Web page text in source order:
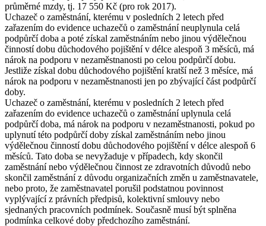
průměrné mzdy, tj. 17 550 Kč (pro rok 2017).
Uchazeč o zaměstnání, kterému v posledních 2 letech před
zařazením do evidence uchazečů o zaměstnání neuplynula celá
podpůrčí doba a poté získal zaměstnáním nebo jinou výdělečnou
činností dobu důchodového pojištění v délce alespoň 3 měsíců, má
nárok na podporu v nezaměstnanosti po celou podpůrčí dobu.
Jestliže získal dobu důchodového pojištění kratší než 3 měsíce, má
nárok na podporu v nezaměstnanosti jen po zbývající část podpůrčí
doby.
Uchazeč o zaměstnání, kterému v posledních 2 letech před
zařazením do evidence uchazečů o zaměstnání uplynula celá
podpůrčí doba, má nárok na podporu v nezaměstnanosti, pokud po
uplynutí této podpůrčí doby získal zaměstnáním nebo jinou
výdělečnou činností dobu důchodového pojištění v délce alespoň 6
měsíců. Tato doba se nevyžaduje v případech, kdy skončil
zaměstnání nebo výdělečnou činnost ze zdravotních důvodů nebo
skončil zaměstnání z důvodu organizačních změn u zaměstnavatele,
nebo proto, že zaměstnavatel porušil podstatnou povinnost
vyplývající z právních předpisů, kolektivní smlouvy nebo
sjednaných pracovních podmínek. Současně musí být splněna
podmínka celkové doby předchozího zaměstnání.